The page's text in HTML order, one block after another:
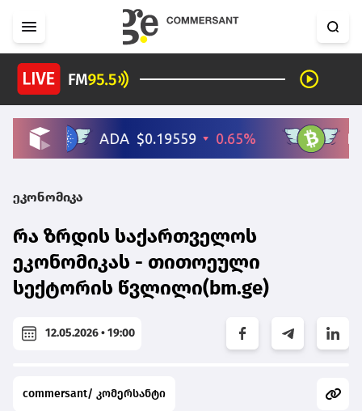
ეკონომიკა
რა ზრდის საქართველოს
ეკონომიკას - თითოეული
სექტორის წვლილი(bm.ge)
12.05.2026 • 19:00
commersant/ კომერსანტი